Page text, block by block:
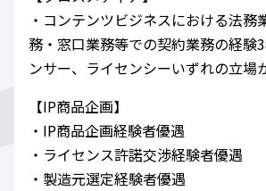
・コンテンツビジネスにおける法務
務・窓口業務等での契約業務の経験
ンサー、ライセンシーいずれの立場
【IP商品企画】
・IP商品企画経験者優遇
・ライセンス許諾交渉経験者優遇
・製造元選定経験者優遇